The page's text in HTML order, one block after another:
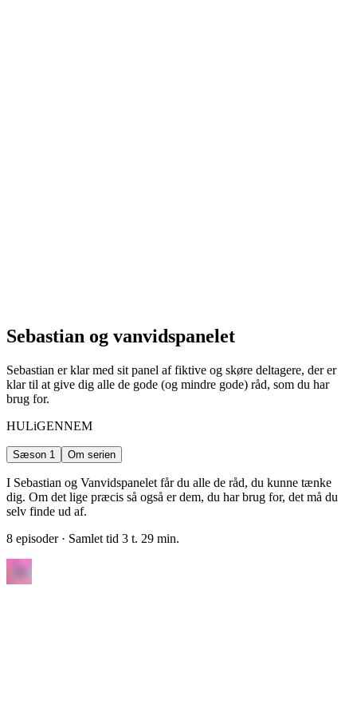
Sebastian og vanvidspanelet
Sebastian er klar med sit panel af fiktive og skøre deltagere, der er
klar til at give dig alle de gode (og mindre gode) råd, som du har
brug for.
HULiGENNEM
Sæson 1 Om serien
I Sebastian og Vanvidspanelet får du alle de råd, du kunne tænke
dig. Om det lige præcis så også er dem, du har brug for, det må du
selv finde ud af.
8 episoder · Samlet tid 3 t. 29 min.